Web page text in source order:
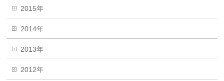
2015年
2014年
2013年
2012年